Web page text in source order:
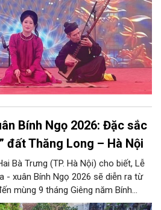
hóa, qua bao chảy trôi, thăng trầm
động mạnh mẽ của kinh tế thị
có thể thấy vẻ đẹp đặc sắc của
kiến tạo từ văn hóa dân gian.
Bính Ngọ 2026: Đặc sắc
đất Thăng Long – Hà Nội
Bà Trưng (TP. Hà Nội) cho biết, Lễ
- xuân Bính Ngọ 2026 sẽ diễn ra từ
mùng 9 tháng Giêng năm Bính
vào sáng ngày 25/2 (ngày 9 tháng